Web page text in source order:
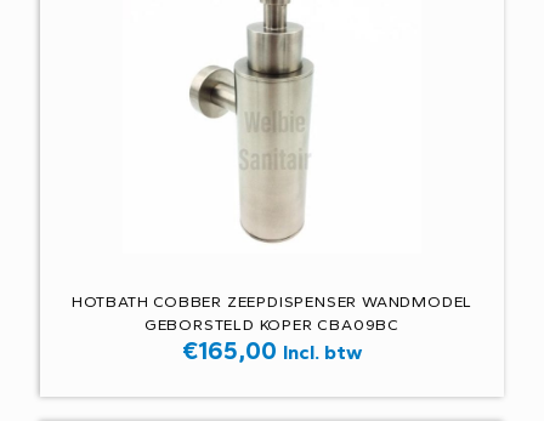
HOTBATH COBBER ZEEPDISPENSER WANDMODEL
GEBORSTELD KOPER CBA09BC
€165,00 Incl. btw